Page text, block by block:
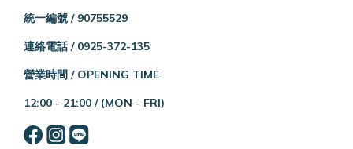
統一編號 / 90755529
連絡電話 / 0925-372-135
營業時間 / OPENING TIME
12:00 - 21:00 / (MON - FRI)